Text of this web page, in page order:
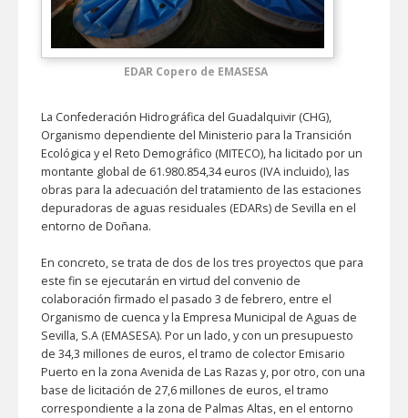
EDAR Copero de EMASESA
La Confederación Hidrográfica del Guadalquivir (CHG),
Organismo dependiente del Ministerio para la Transición
Ecológica y el Reto Demográfico (MITECO), ha licitado por un
montante global de 61.980.854,34 euros (IVA incluido), las
obras para la adecuación del tratamiento de las estaciones
depuradoras de aguas residuales (EDARs) de Sevilla en el
entorno de Doñana.
En concreto, se trata de dos de los tres proyectos que para
este fin se ejecutarán en virtud del convenio de
colaboración firmado el pasado 3 de febrero, entre el
Organismo de cuenca y la Empresa Municipal de Aguas de
Sevilla, S.A (EMASESA). Por un lado, y con un presupuesto
de 34,3 millones de euros, el tramo de colector Emisario
Puerto en la zona Avenida de Las Razas y, por otro, con una
base de licitación de 27,6 millones de euros, el tramo
correspondiente a la zona de Palmas Altas, en el entorno